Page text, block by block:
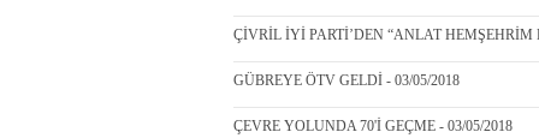
ÇİVRİL İYİ PARTİ’DEN “ANLAT HEMŞEHRİM
GÜBREYE ÖTV GELDİ - 03/05/2018
ÇEVRE YOLUNDA 70'İ GEÇME - 03/05/2018